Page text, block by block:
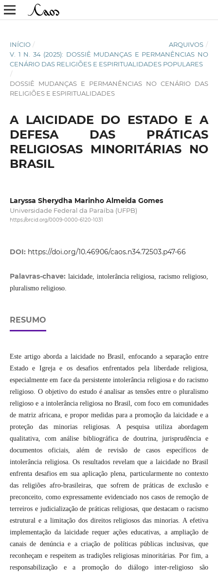
INÍCIO / ARQUIVOS /
V. 1 N. 34 (2025): DOSSIÊ MUDANÇAS E PERMANÊNCIAS NO
CENÁRIO DAS RELIGIÕES E ESPIRITUALIDADES POPULARES
/
DOSSIÊ MUDANÇAS E PERMANÊNCIAS NO CENÁRIO DAS
RELIGIÕES E ESPIRITUALIDADES
A LAICIDADE DO ESTADO E A
DEFESA DAS PRÁTICAS
RELIGIOSAS MINORITÁRIAS NO
BRASIL
Laryssa Sherydha Marinho Almeida Gomes
Universidade Federal da Paraíba (UFPB)
https://orcid.org/0009-0000-6120-1031
DOI: https://doi.org/10.46906/caos.n34.72503.p47-66
Palavras-chave: laicidade, intolerância religiosa, racismo religioso,
pluralismo religioso.
RESUMO
Este artigo aborda a laicidade no Brasil, enfocando a separação entre
Estado e Igreja e os desafios enfrentados pela liberdade religiosa,
especialmente em face da persistente intolerância religiosa e do racismo
religioso. O objetivo do estudo é analisar as tensões entre o pluralismo
religioso e a intolerância religiosa no Brasil, com foco em comunidades
de matriz africana, e propor medidas para a promoção da laicidade e a
proteção das minorias religiosas. A pesquisa utiliza abordagem
qualitativa, com análise bibliográfica de doutrina, jurisprudência e
documentos oficiais, além de revisão de casos específicos de
intolerância religiosa. Os resultados revelam que a laicidade no Brasil
enfrenta desafios em sua aplicação plena, particularmente no contexto
das religiões afro-brasileiras, que sofrem de práticas de exclusão e
preconceito, como expressamente evidenciado nos casos de remoção de
terreiros e judicialização de práticas religiosas, que destacam o racismo
estrutural e a limitação dos direitos religiosos das minorias. A efetiva
implementação da laicidade requer ações educativas, a ampliação de
canais de denúncia e a criação de políticas públicas inclusivas, que
reconheçam e respeitem as tradições religiosas minoritárias. Por fim, a
responsabilização e a promoção do diálogo inter-religioso são